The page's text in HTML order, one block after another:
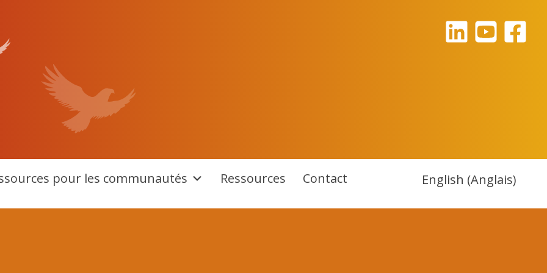
pour les communautés Ressources Contact English (Anglais)